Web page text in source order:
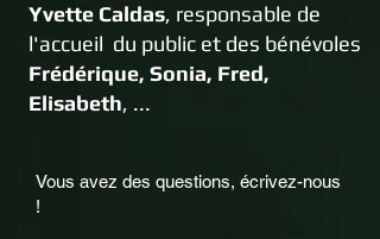
Yvette Caldas, responsable de
l'accueil du public et des bénévoles
Frédérique, Sonia, Fred,
Elisabeth, ...
Vous avez des questions, écrivez-nous
!